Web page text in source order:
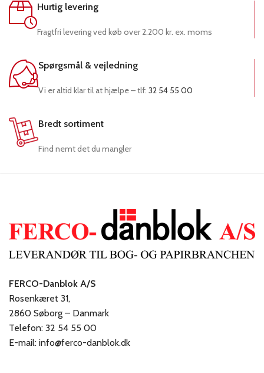
Hurtig levering
Fragtfri levering ved køb over 2.200 kr. ex. moms
Spørgsmål & vejledning
Vi er altid klar til at hjælpe – tlf: 32 54 55 00
Bredt sortiment
Find nemt det du mangler
FERCO-Danblok A/S
Rosenkæret 31,
2860 Søborg – Danmark
Telefon: 32 54 55 00
E-mail: info@ferco-danblok.dk